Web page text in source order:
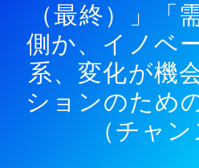
（最終）」「
側か、イノベ
系、変化が機
ションのため
（チャン